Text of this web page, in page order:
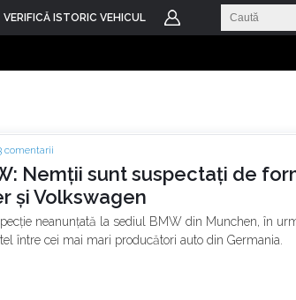
VERIFICĂ ISTORIC VEHICUL
comentarii
Nemții sunt suspectați de
și Volkswagen
neanunțată la sediul BMW din Munchen, în
între cei mai mari producători auto din Germania.